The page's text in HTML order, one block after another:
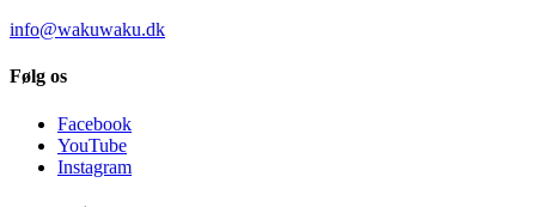
info@wakuwaku.dk
Følg os
Facebook
YouTube
Instagram